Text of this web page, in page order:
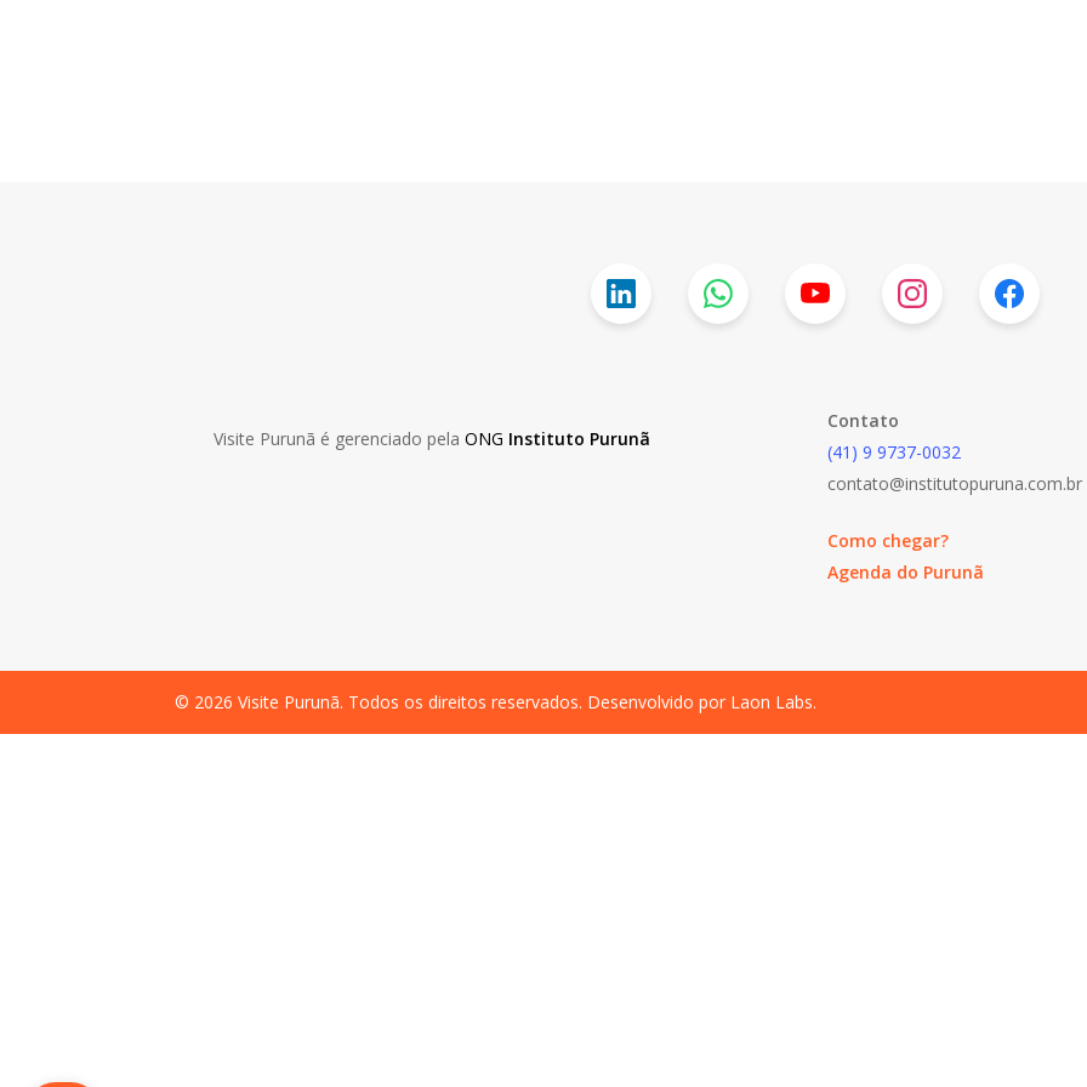
Visite Purunã é gerenciado pelaONG Instituto Purunã
Contato
(41) 9 9737-0032
contato@institutopuruna.com.br
Como chegar?
Agenda do Purunã
© 2026 Visite Purunã. Todos os direitos reservados. Desenvolvido por Laon Labs.